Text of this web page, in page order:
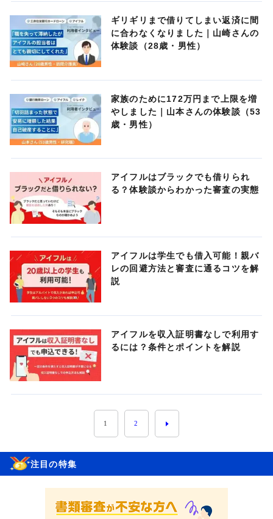
ギリギリまで借りてしまい返済に間
に合わなくなりました｜山崎さんの
体験談（28歳・男性）
家族のために172万円まで上限を増
やしました｜山本さんの体験談（53
歳・男性）
アイフルはブラックでも借りられ
る？体験談からわかった審査の実態
アイフルは学生でも借入可能！親バ
レの回避方法と審査に通るコツを解
説
アイフルを収入証明書なしで利用す
るには？条件とポイントを解説
1 2
注目の特集